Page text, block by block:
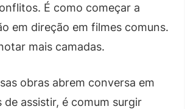
É como começar a
em direção em filmes comuns.
mais camadas.
obras abrem conversa em
de assistir, é comum surgir